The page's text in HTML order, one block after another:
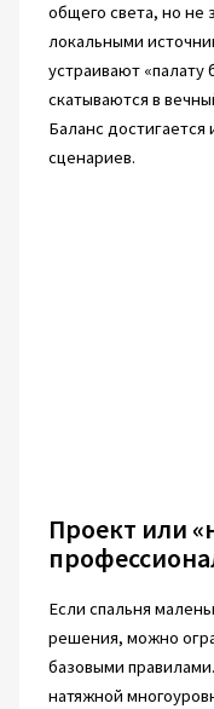
общего света, но не
локальными
устраивают
скатываются в
Баланс достигается
сценариев.
Проект или
Если спальня
решения, можно
базовыми
натяжной